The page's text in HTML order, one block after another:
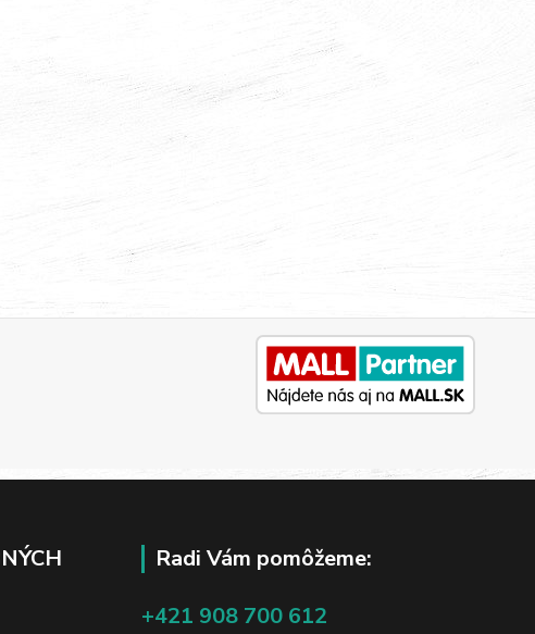
Radi Vám pomôžeme:
+421 908 700 612